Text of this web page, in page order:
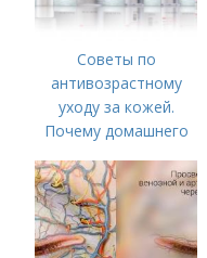
Советы по
антивозрастному
уходу за кожей.
Почему домашнего